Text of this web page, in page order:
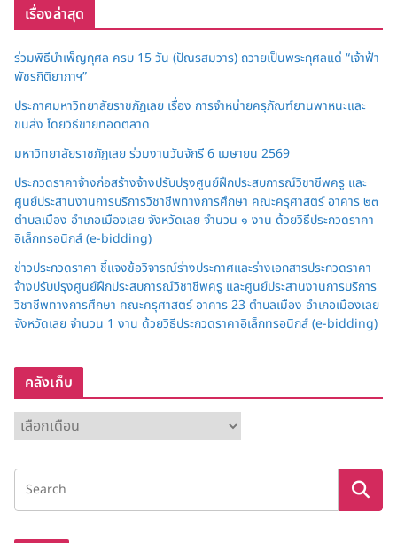
เรื่องล่าสุด
ร่วมพิธีบำเพ็ญกุศล ครบ 15 วัน (ปัณรสมวาร) ถวายเป็นพระกุศลแด่ “เจ้าฟ้า
พัชรกิติยาภาฯ”
ประกาศมหาวิทยาลัยราชภัฏเลย เรื่อง การจำหน่ายครุภัณฑ์ยานพาหนะและ
ขนส่ง โดยวิธีขายทอดตลาด
มหาวิทยาลัยราชภัฏเลย ร่วมงานวันจักรี 6 เมษายน 2569
ประกวดราคาจ้างก่อสร้างจ้างปรับปรุงศูนย์ฝึกประสบการณ์วิชาชีพครู และ
ศูนย์ประสานงานการบริการวิชาชีพทางการศึกษา คณะครุศาสตร์ อาคาร ๒๓
ตำบลเมือง อำเภอเมืองเลย จังหวัดเลย จำนวน ๑ งาน ด้วยวิธีประกวดราคา
อิเล็กทรอนิกส์ (e-bidding)
ข่าวประกวดราคา ชี้แจงข้อวิจารณ์ร่างประกาศและร่างเอกสารประกวดราคา
จ้างปรับปรุงศูนย์ฝึกประสบการณ์วิชาชีพครู และศูนย์ประสานงานการบริการ
วิชาชีพทางการศึกษา คณะครุศาสตร์ อาคาร 23 ตำบลเมือง อำเภอเมืองเลย
จังหวัดเลย จำนวน 1 งาน ด้วยวิธีประกวดราคาอิเล็กทรอนิกส์ (e-bidding)
คลังเก็บ
ลั
ง
ก็